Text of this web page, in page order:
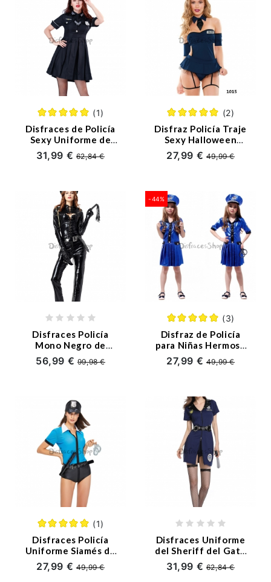
(1)
Disfraces de Policía
Sexy Uniforme de
Mono de Halloween
31,99 €62,84 €
(2)
Disfraz Policía Traje
Sexy Halloween
Mujer
27,99 €49,99 €
Disfraces Policía
Mono Negro de
Mujer de Halloween
56,99 €99,98 €
-44%
(3)
Disfraz de Policía
para Niñas Hermoso
Traje Azul
27,99 €49,99 €
(1)
Disfraces Policía
Uniforme Siamés de
Mujerde Halloween
27,99 €49,99 €
Disfraces Uniforme
del Sheriff del Gato
Negro de Halloween
31,99 €62,84 €